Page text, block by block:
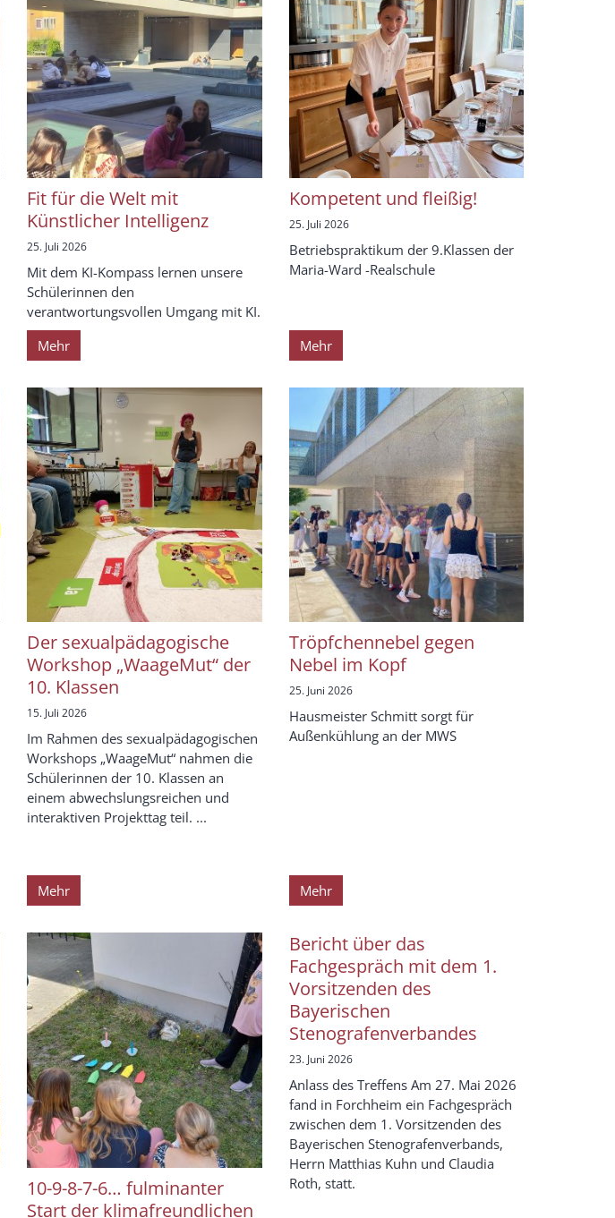
Fit für die Welt mit
Künstlicher Intelligenz
25. Juli 2026
Mit dem KI-Kompass lernen unsere
Schülerinnen den
verantwortungsvollen Umgang mit KI.
Mehr
Kompetent und fleißig!
25. Juli 2026
Betriebspraktikum der 9.Klassen der
Maria-Ward -Realschule
Mehr
Der sexualpädagogische
Workshop „WaageMut“ der
10. Klassen
15. Juli 2026
Im Rahmen des sexualpädagogischen
Workshops „WaageMut“ nahmen die
Schülerinnen der 10. Klassen an
einem abwechslungsreichen und
interaktiven Projekttag teil. ...
Mehr
Tröpfchennebel gegen
Nebel im Kopf
25. Juni 2026
Hausmeister Schmitt sorgt für
Außenkühlung an der MWS
Mehr
10-9-8-7-6… fulminanter
Start der klimafreundlichen
Bericht über das
Fachgespräch mit dem 1.
Vorsitzenden des
Bayerischen
Stenografenverbandes
23. Juni 2026
Anlass des Treffens Am 27. Mai 2026
fand in Forchheim ein Fachgespräch
zwischen dem 1. Vorsitzenden des
Bayerischen Stenografenverbands,
Herrn Matthias Kuhn und Claudia
Roth, statt.